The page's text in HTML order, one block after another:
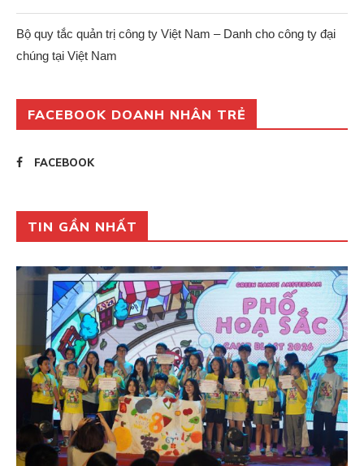
Bộ quy tắc quản trị công ty Việt Nam – Danh cho công ty đại
chúng tại Việt Nam
FACEBOOK DOANH NHÂN TRẺ
FACEBOOK
TIN GẦN NHẤT